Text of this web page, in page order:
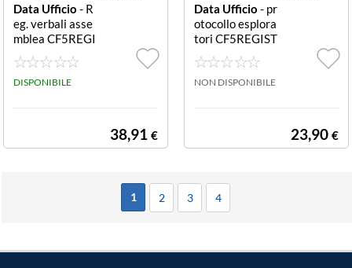
Data Ufficio - R
eg. verbali asse
mblea CF5REGI
STRO ASS CON
DONIMI DU13
6400000 REGI
DISPONIBILE
38,91 €
Data Ufficio - pr
otocollo esplora
tori CF5REGIST
RO ESPORT. 46
PG DU1363000
00 REGISTRO P
NON DISPONIBILE
23,90 €
1 2 3 4